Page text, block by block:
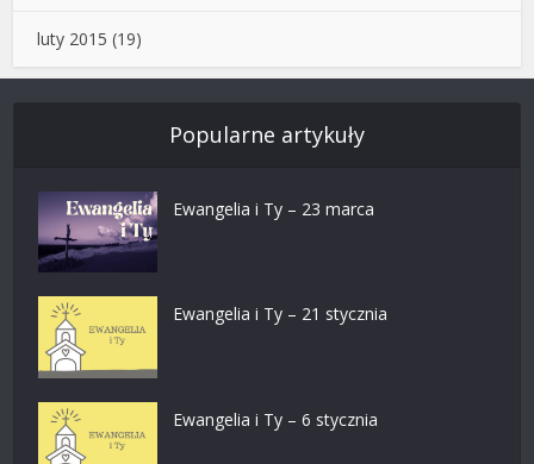
luty 2015 (19)
Popularne artykuły
Ewangelia i Ty – 23 marca
Ewangelia i Ty – 21 stycznia
Ewangelia i Ty – 6 stycznia